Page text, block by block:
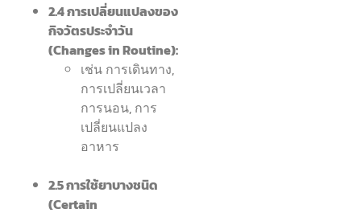
2.4 การเปลี่ยนแปลงของ
กิจวัตรประจำวัน
(Changes in Routine):
เช่น การเดินทาง,
การเปลี่ยนเวลา
การนอน, การ
เปลี่ยนแปลง
อาหาร
2.5 การใช้ยาบางชนิด
(Certain